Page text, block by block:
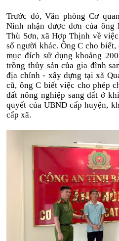
Trước đó,Văn phòng Cơ
Ninh nhận được đơn của
Thù Sơn, xã Hợp Thịnh về
số người khác. Ông C cho
mục đích sử dụng khoảng
trồng thủy sản của gia đình
địa chính - xây dựng tại xã
cũ, ông C biết việc cho phép
đất nông nghiệp sang đất ở
quyết của UBND cấp huyện,
cấp xã.